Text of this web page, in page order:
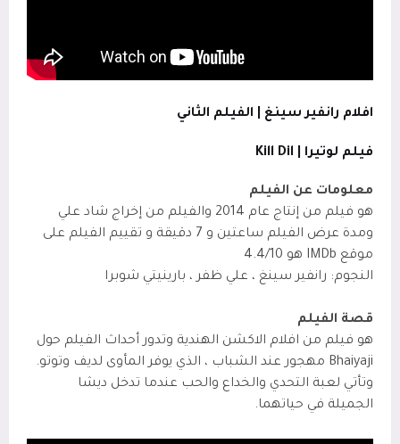
افلام رانفير سينغ | الفيلم الثاني
فيلم لوتيرا | Kill Dil
معلومات عن الفيلم
هو فيلم من إنتاج عام 2014 والفيلم من إخراج شاد علي
ومدة عرض الفيلم ساعتين و 7 دقيقة و تقييم الفيلم على
موقع IMDb
هو 4.4/10
النجوم: رانفير سينغ ، علي ظفر ، بارينيتي شوبرا
قصة الفيلم
هو فيلم من افلام الاكشن الهندية وتدور أحداث الفيلم حول
Bhaiyaji مهجور عند الشباب ، الذي يوفر المأوى لديف وتوتو.
وتأتي لعبة التحدي والخداع والحب عندما تدخل ديشا
الجميلة في حياتهما.